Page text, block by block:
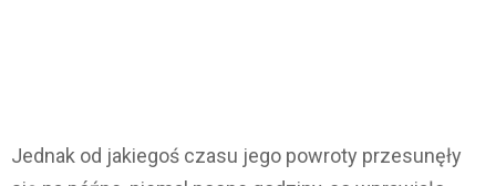
Jednak od jakiegoś czasu jego powroty przesunęły